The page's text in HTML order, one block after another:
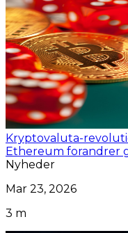
Kryptovaluta-
Ethereum forandrer
Nyheder
Mar 23, 2026
3 m